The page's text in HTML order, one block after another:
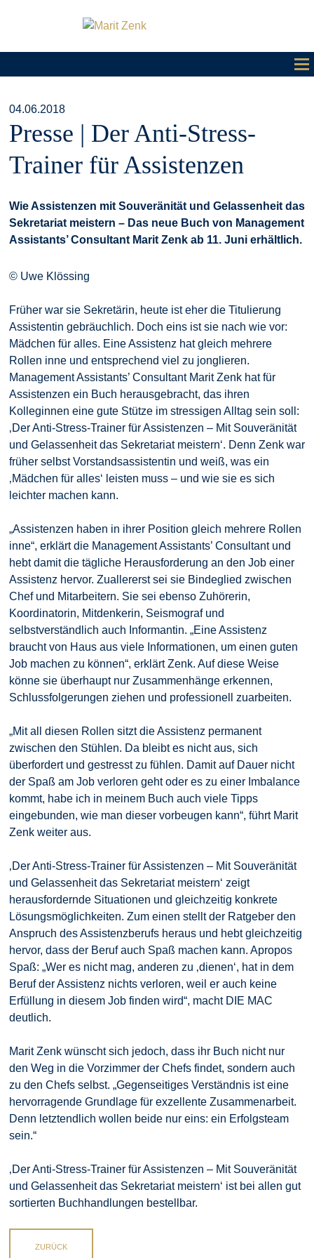
04.06.2018
Presse | Der Anti-Stress-
Trainer für Assistenzen
Wie Assistenzen mit Souveränität und Gelassenheit das
Sekretariat meistern – Das neue Buch von Management
Assistants’ Consultant Marit Zenk ab 11. Juni erhältlich.
© Uwe Klössing
Früher war sie Sekretärin, heute ist eher die Titulierung
Assistentin gebräuchlich. Doch eins ist sie nach wie vor:
Mädchen für alles. Eine Assistenz hat gleich mehrere
Rollen inne und entsprechend viel zu jonglieren.
Management Assistants’ Consultant Marit Zenk hat für
Assistenzen ein Buch herausgebracht, das ihren
Kolleginnen eine gute Stütze im stressigen Alltag sein soll:
‚Der Anti-Stress-Trainer für Assistenzen – Mit Souveränität
und Gelassenheit das Sekretariat meistern‘. Denn Zenk war
früher selbst Vorstandsassistentin und weiß, was ein
‚Mädchen für alles‘ leisten muss – und wie sie es sich
leichter machen kann.
„Assistenzen haben in ihrer Position gleich mehrere Rollen
inne“, erklärt die Management Assistants’ Consultant und
hebt damit die tägliche Herausforderung an den Job einer
Assistenz hervor. Zuallererst sei sie Bindeglied zwischen
Chef und Mitarbeitern. Sie sei ebenso Zuhörerin,
Koordinatorin, Mitdenkerin, Seismograf und
selbstverständlich auch Informantin. „Eine Assistenz
braucht von Haus aus viele Informationen, um einen guten
Job machen zu können“, erklärt Zenk. Auf diese Weise
könne sie überhaupt nur Zusammenhänge erkennen,
Schlussfolgerungen ziehen und professionell zuarbeiten.
„Mit all diesen Rollen sitzt die Assistenz permanent
zwischen den Stühlen. Da bleibt es nicht aus, sich
überfordert und gestresst zu fühlen. Damit auf Dauer nicht
der Spaß am Job verloren geht oder es zu einer Imbalance
kommt, habe ich in meinem Buch auch viele Tipps
eingebunden, wie man dieser vorbeugen kann“, führt Marit
Zenk weiter aus.
‚Der Anti-Stress-Trainer für Assistenzen – Mit Souveränität
und Gelassenheit das Sekretariat meistern‘ zeigt
herausfordernde Situationen und gleichzeitig konkrete
Lösungsmöglichkeiten. Zum einen stellt der Ratgeber den
Anspruch des Assistenzberufs heraus und hebt gleichzeitig
hervor, dass der Beruf auch Spaß machen kann. Apropos
Spaß: „Wer es nicht mag, anderen zu ‚dienen‘, hat in dem
Beruf der Assistenz nichts verloren, weil er auch keine
Erfüllung in diesem Job finden wird“, macht DIE MAC
deutlich.
Marit Zenk wünscht sich jedoch, dass ihr Buch nicht nur
den Weg in die Vorzimmer der Chefs findet, sondern auch
zu den Chefs selbst. „Gegenseitiges Verständnis ist eine
hervorragende Grundlage für exzellente Zusammenarbeit.
Denn letztendlich wollen beide nur eins: ein Erfolgsteam
sein.“
‚Der Anti-Stress-Trainer für Assistenzen – Mit Souveränität
und Gelassenheit das Sekretariat meistern‘ ist bei allen gut
sortierten Buchhandlungen bestellbar.
ZURÜCK